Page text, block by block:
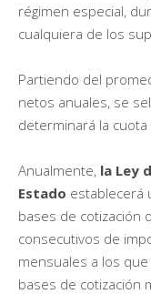
régimen especial,
cualquiera de los
Partiendo del
netos anuales, se
determinará la cuota
Anualmente, la Ley
Estado establecerá
bases de cotización
consecutivos de
mensuales a los
bases de cotización